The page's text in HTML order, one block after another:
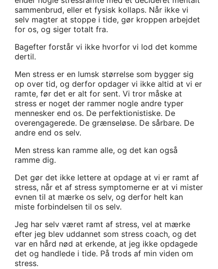
sammenbrud, eller et fysisk kollaps. Når ikke vi
selv magter at stoppe i tide, gør kroppen arbejdet
for os, og siger totalt fra.
Bagefter forstår vi ikke hvorfor vi lod det komme
dertil.
Men stress er en lumsk størrelse som bygger sig
op over tid, og derfor opdager vi ikke altid at vi er
ramte, før det er alt for sent. Vi tror måske at
stress er noget der rammer nogle andre typer
mennesker end os. De perfektionistiske. De
overengagerede. De grænseløse. De sårbare. De
andre end os selv.
Men stress kan ramme alle, og det kan også
ramme dig.
Det gør det ikke lettere at opdage at vi er ramt af
stress, når et af stress symptomerne er at vi mister
evnen til at mærke os selv, og derfor helt kan
miste forbindelsen til os selv.
Jeg har selv været ramt af stress, vel at mærke
efter jeg blev uddannet som stress coach, og det
var en hård nød at erkende, at jeg ikke opdagede
det og handlede i tide. På trods af min viden om
stress.